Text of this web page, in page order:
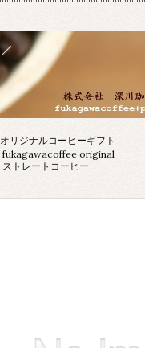
オリジナルコーヒーギフト
fukagawacoffee original
ストレートコーヒー